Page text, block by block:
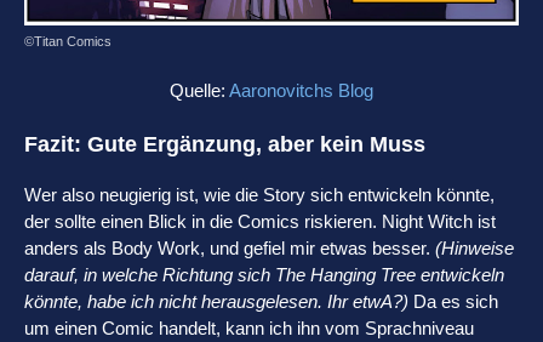
©Titan Comics
Quelle: Aaronovitchs Blog
Fazit: Gute Ergänzung, aber kein Muss
Wer also neugierig ist, wie die Story sich entwickeln könnte,
der sollte einen Blick in die Comics riskieren. Night Witch ist
anders als Body Work, und gefiel mir etwas besser. (Hinweise
darauf, in welche Richtung sich The Hanging Tree entwickeln
könnte, habe ich nicht herausgelesen. Ihr etwA?) Da es sich
um einen Comic handelt, kann ich ihn vom Sprachniveau